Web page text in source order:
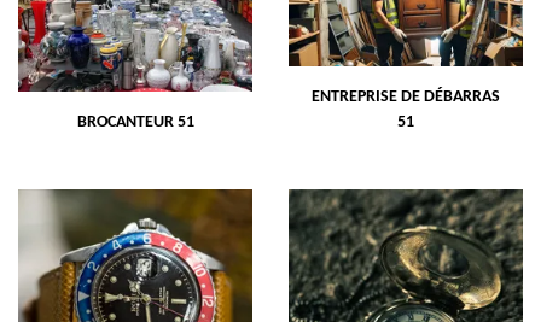
BROCANTEUR 51
ENTREPRISE DE DÉBARRAS
51